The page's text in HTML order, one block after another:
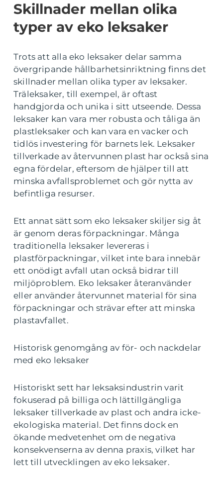
Skillnader mellan olika
typer av eko leksaker
Trots att alla eko leksaker delar samma
övergripande hållbarhetsinriktning finns det
skillnader mellan olika typer av leksaker.
Träleksaker, till exempel, är oftast
handgjorda och unika i sitt utseende. Dessa
leksaker kan vara mer robusta och tåliga än
plastleksaker och kan vara en vacker och
tidlös investering för barnets lek. Leksaker
tillverkade av återvunnen plast har också sina
egna fördelar, eftersom de hjälper till att
minska avfallsproblemet och gör nytta av
befintliga resurser.
Ett annat sätt som eko leksaker skiljer sig åt
är genom deras förpackningar. Många
traditionella leksaker levereras i
plastförpackningar, vilket inte bara innebär
ett onödigt avfall utan också bidrar till
miljöproblem. Eko leksaker återanvänder
eller använder återvunnet material för sina
förpackningar och strävar efter att minska
plastavfallet.
Historisk genomgång av för- och nackdelar
med eko leksaker
Historiskt sett har leksaksindustrin varit
fokuserad på billiga och lättillgängliga
leksaker tillverkade av plast och andra icke-
ekologiska material. Det finns dock en
ökande medvetenhet om de negativa
konsekvenserna av denna praxis, vilket har
lett till utvecklingen av eko leksaker.